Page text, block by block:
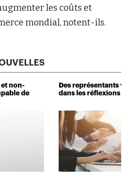
les coûts et
mondial, notent-ils.
non-
de
Des représentants
dans les réflexions de